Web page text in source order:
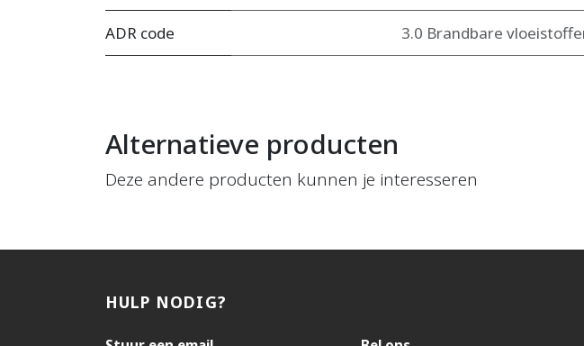
ADR code 3.0 Brandbare
Alternatieve producten
Deze andere producten kunnen je interesseren
HULP NODIG?